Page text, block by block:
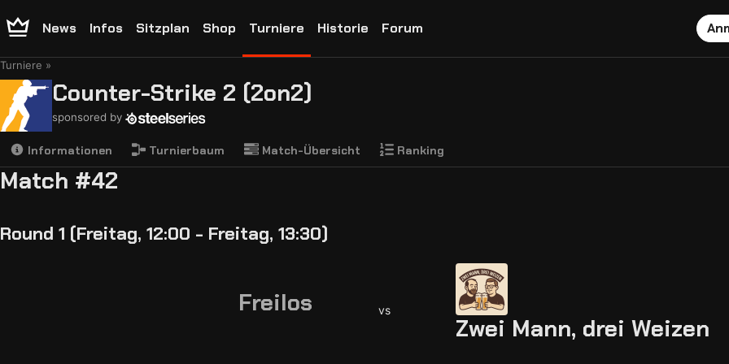
News Infos Sitzplan Shop Turniere Historie Forum
Turniere
Counter-Strike 2 (2on2)
sponsored by
Informationen Turnierbaum Match-Übersicht Ranking
Match #42
Round 1 (Freitag, 12:00 - Freitag, 13:30)
Freilos vs
Zwei Mann, drei Weizen